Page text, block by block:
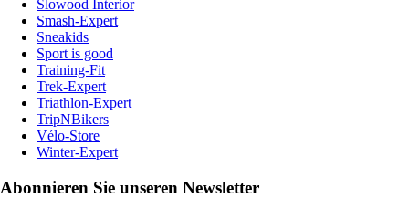
Slowood Interior
Smash-Expert
Sneakids
Sport is good
Training-Fit
Trek-Expert
Triathlon-Expert
TripNBikers
Vélo-Store
Winter-Expert
Abonnieren Sie unseren Newsletter